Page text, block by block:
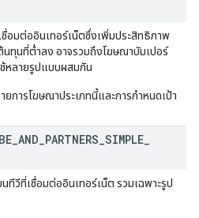
อมต่ออินเทอร์เน็ตซึ่งเพิ่มประสิทธิภาพ
นทุนที่ต่ำลง อาจรวมถึงโฆษณาบัมเปอร์
หลายรูปแบบผสมกัน
การโฆษณาประเภทนี้และการกำหนดเป้า
AND PARTNERS SIMPLE
ทีวีที่เชื่อมต่ออินเทอร์เน็ต รวมเฉพาะรูป